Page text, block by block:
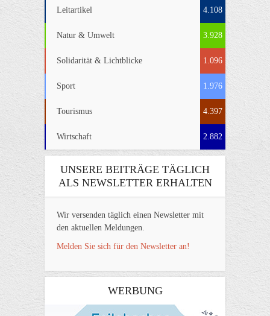
Leitartikel 4.108
Natur & Umwelt 3.928
Solidarität & Lichtblicke 1.096
Sport 1.976
Tourismus 4.397
Wirtschaft 2.882
UNSERE BEITRÄGE TÄGLICH
ALS NEWSLETTER ERHALTEN
Wir versenden täglich einen Newsletter mit
den aktuellen Meldungen.
Melden Sie sich für den Newsletter an!
WERBUNG